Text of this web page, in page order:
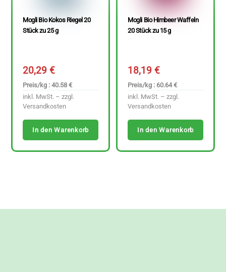
Mogli Bio Kokos Riegel 20
Stück zu 25 g
20,29€
Preis/kg : 40.58 €
inkl. MwSt. – zzgl.
Versandkosten
In den Warenkorb
Mogli Bio Himbeer Waffeln
20 Stück zu 15 g
18,19€
Preis/kg : 60.64 €
inkl. MwSt. – zzgl.
Versandkosten
In den Warenkorb